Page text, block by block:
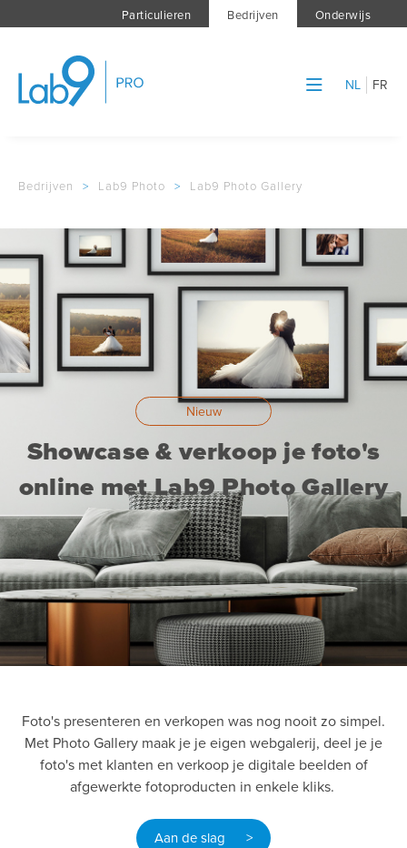
Particulieren Bedrijven Onderwijs
NL FR
Bedrijven > Lab9 Photo > Lab9 Photo Gallery
Nieuw
Showcase & verkoop je foto's
online met Lab9 Photo Gallery
Foto's presenteren en verkopen was nog nooit zo simpel.
Met Photo Gallery maak je je eigen webgalerij, deel je je
foto's met klanten en verkoop je digitale beelden of
afgewerkte fotoproducten in enkele kliks.
Aan de slag >